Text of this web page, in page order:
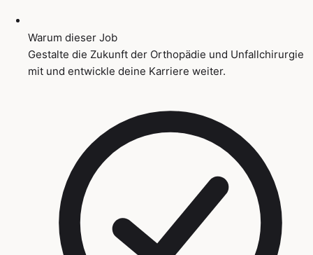
Warum dieser Job
Gestalte die Zukunft der Orthopädie und Unfallchirurgie
mit und entwickle deine Karriere weiter.